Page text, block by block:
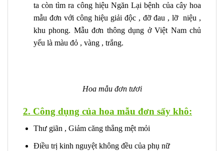
ta còn tìm ra công hiệu Ngăn Lại bệnh của cây hoa
mẫu đơn với công hiệu giải độc , đỡ đau , lỡ niệu ,
khu phong. Mẫu đơn thông dụng ở Việt Nam chủ
yếu là màu đỏ , vàng , trắng.
Hoa mẫu đơn tươi
2. Công dụng của hoa mẫu đơn sấy khô:
Thư giãn , Giảm căng thẳng mệt mỏi
Điều trị kinh nguyệt không đều của phụ nữ